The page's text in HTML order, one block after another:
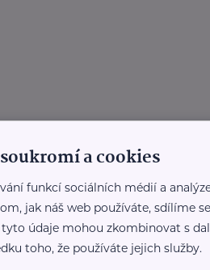
a cookies
funkcí sociálních médií a
jak náš web používáte, sdílíme
údaje mohou zkombinovat s
toho, že používáte jejich služby.